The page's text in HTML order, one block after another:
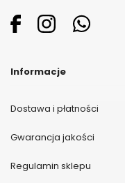
Informacje
Dostawa i płatności
Gwarancja jakości
Regulamin sklepu